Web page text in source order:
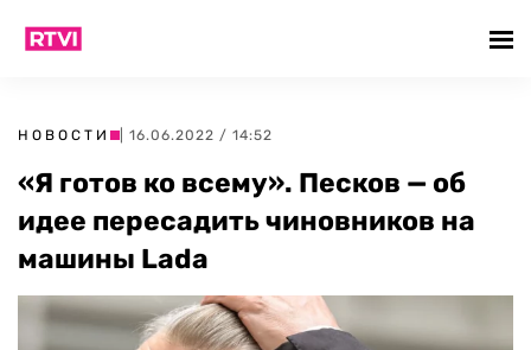
НОВОСТИ | 16.06.2022 / 14:52
«Я готов ко всему». Песков — об
идее пересадить чиновников на
машины Lada